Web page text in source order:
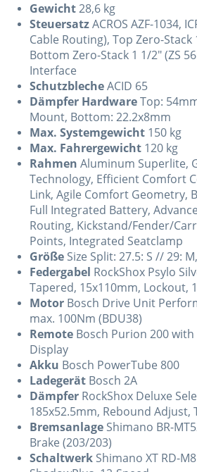
Gewicht28,6 kg
SteuersatzACROS AZF-1034,
Cable Routing), Top Zero-Stack
Bottom Zero-Stack 1 1/2" (ZS
Interface
SchutzblecheACID 65
Dämpfer HardwareTop:
Mount, Bottom: 22.2x8mm
Max. Systemgewicht 150 kg
Max. Fahrergewicht 120 kg
Rahmen Aluminum Superlite,
Technology, Efficient Comfort
Link, Agile Comfort Geometry,
Full Integrated Battery,
Routing, Kickstand/Fender/
Points, Integrated Seatclamp
Größe Size Split: 27.5: S // 29:
Federgabel RockShox Psylo
Tapered, 15x110mm, Lockout,
Motor Bosch Drive Unit
max. 100Nm (BDU38)
Remote Bosch Purion 200
Display
Akku Bosch PowerTube 800
Ladegerät Bosch 2A
Dämpfer RockShox Deluxe
185x52.5mm, Rebound
Bremsanlage Shimano BR-
Brake (203/203)
Schaltwerk Shimano XT RD-